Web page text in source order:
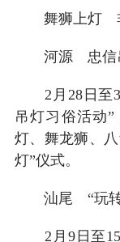
舞狮上灯
河源 忠信
2月28日至3
吊灯习俗活动
灯、舞龙狮、
灯”仪式。
汕尾 “玩转
2月9日至15